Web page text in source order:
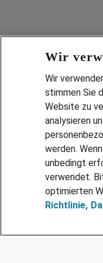
Wir
Wir
stimmen Sie
Website zu
analysieren
werden.
unbedingt
verwendet.
optimierten
Richtlinie,